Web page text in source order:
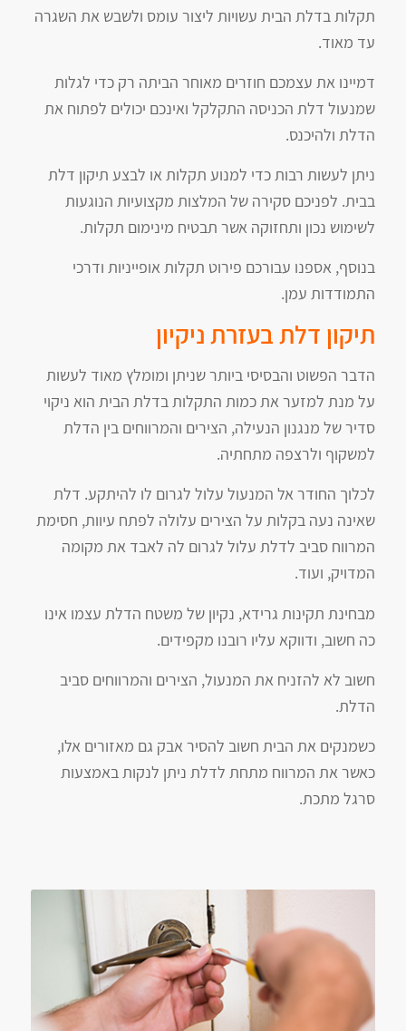
תקלות בדלת הבית עשויות ליצור עומס ולשבש את השגרה
עד מאוד.
דמיינו את עצמכם חוזרים מאוחר הביתה רק כדי לגלות
שמנעול דלת הכניסה התקלקל ואינכם יכולים לפתוח את
הדלת ולהיכנס.
ניתן לעשות רבות כדי למנוע תקלות או לבצע תיקון דלת
בבית. לפניכם סקירה של המלצות מקצועיות הנוגעות
לשימוש נכון ותחזוקה אשר תבטיח מינימום תקלות.
בנוסף, אספנו עבורכם פירוט תקלות אופייניות ודרכי
התמודדות עמן.
תיקון דלת בעזרת ניקיון
הדבר הפשוט והבסיסי ביותר שניתן ומומלץ מאוד לעשות
על מנת למזער את כמות התקלות בדלת הבית הוא ניקוי
סדיר של מנגנון הנעילה, הצירים והמרווחים בין הדלת
למשקוף ולרצפה מתחתיה.
לכלוך החודר אל המנעול עלול לגרום לו להיתקע. דלת
שאינה נעה בקלות על הצירים עלולה לפתח עיוות, חסימת
המרווח סביב לדלת עלול לגרום לה לאבד את מקומה
המדויק, ועוד.
מבחינת תקינות גרידא, נקיון של משטח הדלת עצמו אינו
כה חשוב, ודווקא עליו רובנו מקפידים.
חשוב לא להזניח את המנעול, הצירים והמרווחים סביב
הדלת.
כשמנקים את הבית חשוב להסיר אבק גם מאזורים אלו,
כאשר את המרווח מתחת לדלת ניתן לנקות באמצעות
סרגל מתכת.